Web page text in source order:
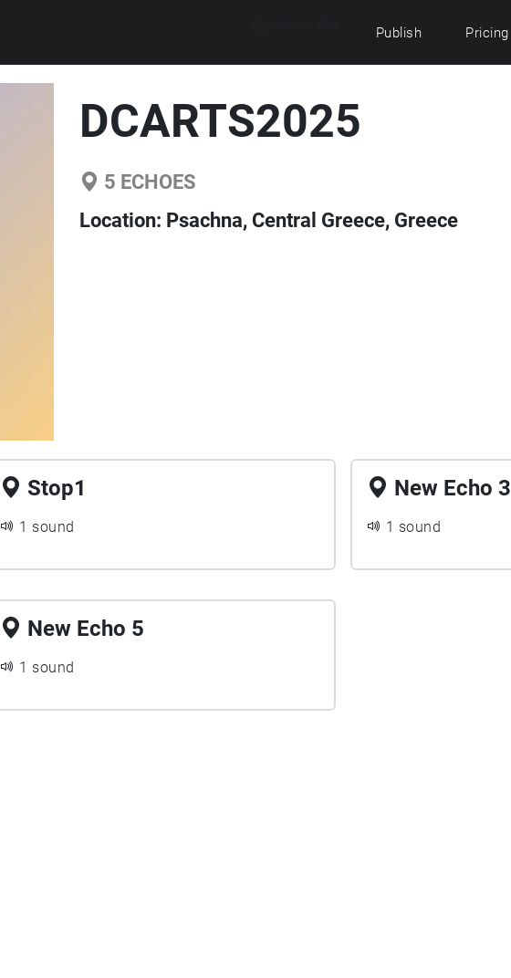
Publish Pricing
DCARTS2025
5 ECHOES
Location: Psachna, Central Greece, Greece
Stop1
1 sound
New Echo 3
1 sound
New Echo 5
1 sound